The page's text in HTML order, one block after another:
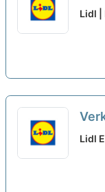
(m/
Lidl |
neu
Lidl